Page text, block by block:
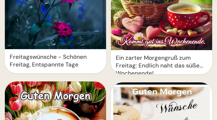
Freitagswünsche - Schönen
Freitag, Entspannte Tage
Ein zarter Morgengruß zum
Freitag: Endlich naht das süße
Wochenende!